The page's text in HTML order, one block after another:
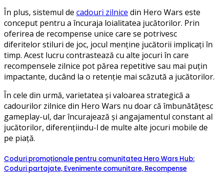
În plus, sistemul de cadouri zilnice din Hero Wars este
conceput pentru a încuraja loialitatea jucătorilor. Prin
oferirea de recompense unice care se potrivesc
diferitelor stiluri de joc, jocul menține jucătorii implicați în
timp. Acest lucru contrastează cu alte jocuri în care
recompensele zilnice pot părea repetitive sau mai puțin
impactante, ducând la o retenție mai scăzută a jucătorilor.
În cele din urmă, varietatea și valoarea strategică a
cadourilor zilnice din Hero Wars nu doar că îmbunătățesc
gameplay-ul, dar încurajează și angajamentul constant al
jucătorilor, diferențiindu-l de multe alte jocuri mobile de
pe piață.
Coduri promoționale pentru comunitatea Hero Wars Hub:
Coduri partajate, Evenimente comunitare, Recompense